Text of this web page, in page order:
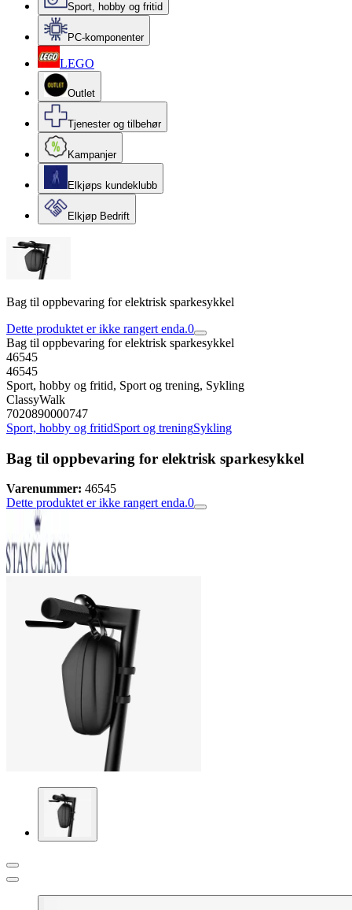
Sport, hobby og fritid
PC-komponenter
LEGO
Outlet
Tjenester og tilbehør
Kampanjer
Elkjøps kundeklubb
Elkjøp Bedrift
Bag til oppbevaring for elektrisk sparkesykkel
Dette produktet er ikke rangert enda.0
Bag til oppbevaring for elektrisk sparkesykkel
46545
46545
Sport, hobby og fritid, Sport og trening, Sykling
ClassyWalk
7020890000747
Sport, hobby og fritidSport og treningSykling
Bag til oppbevaring for elektrisk sparkesykkel
Varenummer: 46545
Dette produktet er ikke rangert enda.0